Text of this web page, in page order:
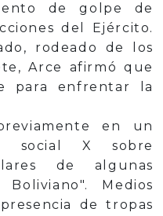
de golpe de
del Ejército.
rodeado de los
Arce afirmó que
para enfrentar la
en un
social X sobre
de algunas
Medios
de tropas